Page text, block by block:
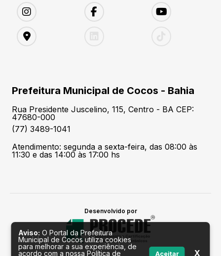
Prefeitura Municipal de Cocos - Bahia
Rua Presidente Juscelino, 115, Centro - BA CEP:
47680-000
(77) 3489-1041
Atendimento: segunda a sexta-feira, das 08:00 às
11:30 e das 14:00 às 17:00 hs
Desenvolvido por
Aviso: O Portal da Prefeitura
Municipal de Cocos utiliza cookies
para melhorar a sua experiência, de
acordo com a nossa Política de
Aceitar X